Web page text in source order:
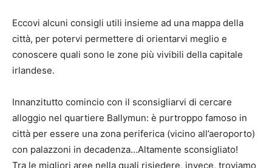
Eccovi alcuni consigli utili insieme ad una mappa della
città, per potervi permettere di orientarvi meglio e
conoscere quali sono le zone più vivibili della capitale
irlandese.
Innanzitutto comincio con il sconsigliarvi di cercare
alloggio nel quartiere Ballymun: è purtroppo famoso in
città per essere una zona periferica (vicino all’aeroporto)
con palazzoni in decadenza…Altamente sconsigliato!
Tra le migliori aree nella quali risiedere, invece, troviamo